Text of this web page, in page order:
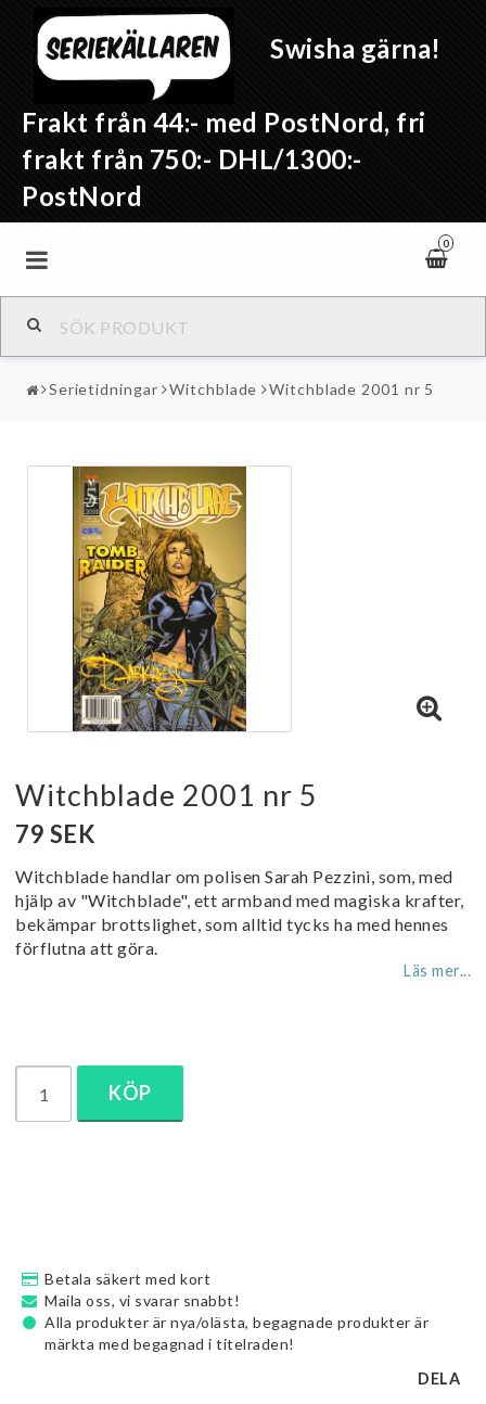
Swisha gärna!
Frakt från 44:- med PostNord, fri
frakt från 750:- DHL/1300:-
PostNord
0
Serietidningar Witchblade Witchblade 2001 nr 5
Witchblade 2001 nr 5
79 SEK
Witchblade handlar om polisen Sarah Pezzini, som, med
hjälp av "Witchblade", ett armband med magiska krafter,
bekämpar brottslighet, som alltid tycks ha med hennes
förflutna att göra.
Läs mer...
KÖP
Betala säkert med kort
Maila oss, vi svarar snabbt!
Alla produkter är nya/olästa, begagnade produkter är
märkta med begagnad i titelraden!
DELA